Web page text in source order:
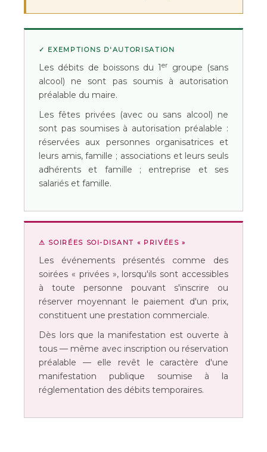
✓ EXEMPTIONS D'AUTORISATION
Les débits de boissons du 1er
groupe (sans
alcool) ne sont pas soumis à autorisation
préalable du maire.
Lesfêtes privées(avec ou sans alcool) ne
sont pas soumises à autorisation préalable :
réservées aux personnes organisatrices et
leurs amis, famille ; associations et leurs seuls
adhérents et famille ; entreprise et ses
salariés et famille.
⚠ SOIRÉES SOI-DISANT « PRIVÉES »
Les événements présentés comme des
soirées « privées », lorsqu'ils sont accessibles
à toute personne pouvant s'inscrire ou
réserver moyennant le paiement d'un prix,
constituent une prestation commerciale.
Dès lors que la manifestation est ouverte à
tous — même avec inscription ou réservation
préalable — elle revêt le caractère d'une
manifestation publique soumise à la
réglementation des débits temporaires.